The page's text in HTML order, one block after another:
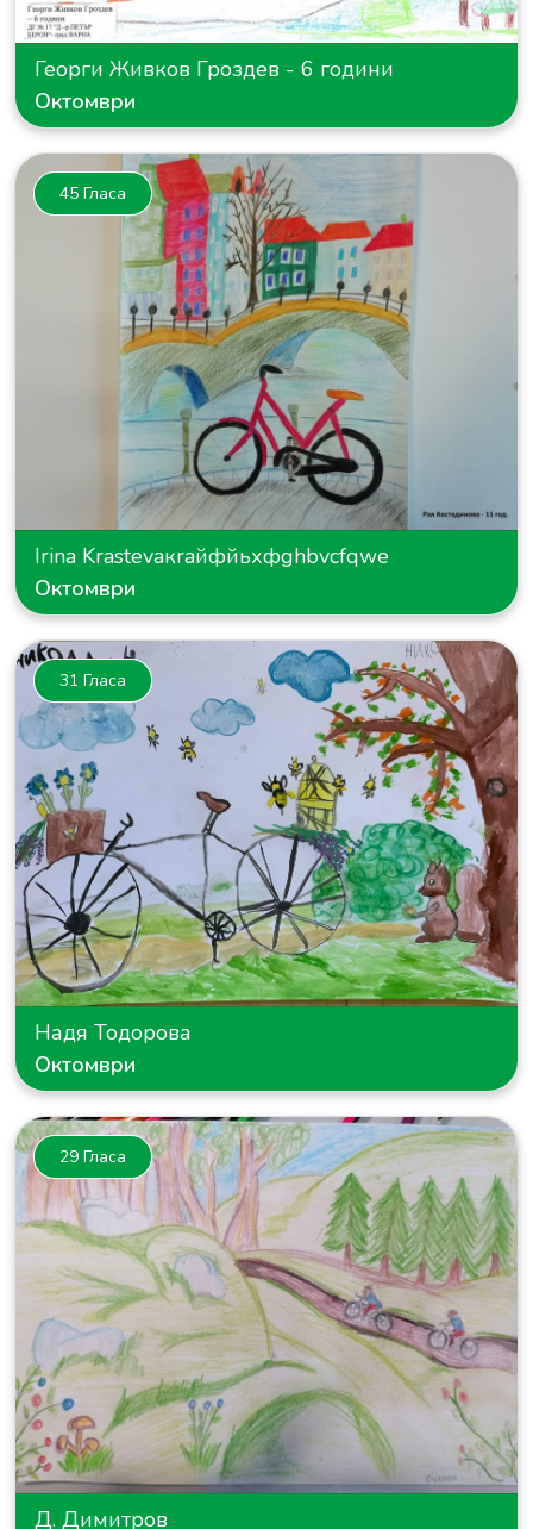
Георги Живков Гроздев - 6 години
Октомври
45 Гласа
Irina Krastevaкraйфйьхфghbvcfqwe
Октомври
31 Гласа
Надя Тодорова
Октомври
29 Гласа
Д. Димитров